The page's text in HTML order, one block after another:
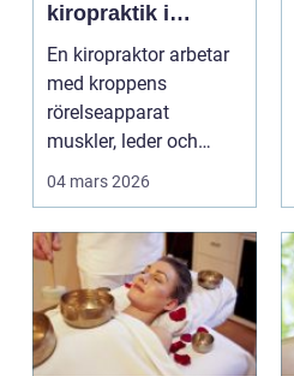
kiropraktik i
vardagen
En kiropraktor arbetar
med kroppens
rörelseapparat
muskler, leder och
nerver för att minska
04 mars 2026